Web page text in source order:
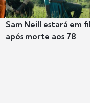
Sam Neill estará em
após morte aos 78